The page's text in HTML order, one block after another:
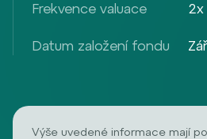
Frekvence valuace 2x
Datum založení fondu
Výše uvedené informace mají